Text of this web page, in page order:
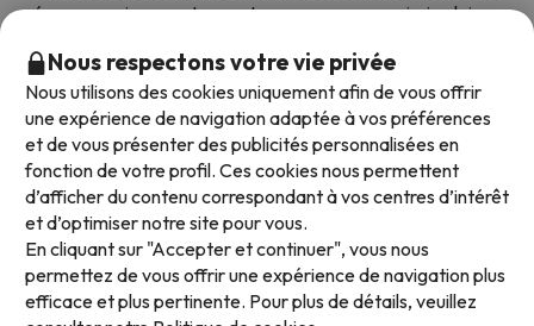
réseaux sociaux sont ouverts pour que vous puissiez laisser
sur le web proviennent de vrais clients.
Comptez sur nous|Plus de 700 000 personnes ont
réservé leur séjour au ski avec Esquiades.com
Modes de paiement disponibles
Nous respectons votre vie privée
Nous utilisons des cookies uniquement afin de vous offrir
une expérience de navigation adaptée à vos préférences
et de vous présenter des publicités personnalisées en
fonction de votre profil. Ces cookies nous permettent
d’afficher du contenu correspondant à vos centres d’intérêt
et d’optimiser notre site pour vous.
En cliquant sur "Accepter et continuer", vous nous
permettez de vous offrir une expérience de navigation plus
efficace et plus pertinente. Pour plus de détails, veuillez